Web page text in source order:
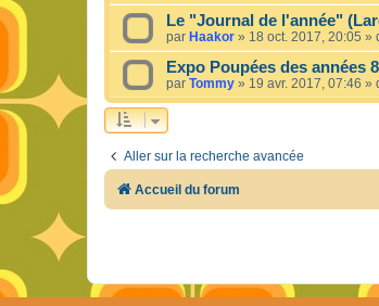
Le "Journal de l'année"
par Haakor » 18 oct. 2017, 20:05 »
Expo Poupées des années
par Tommy » 19 avr. 2017, 07:46 »
Aller sur la recherche avancée
Accueil du forum